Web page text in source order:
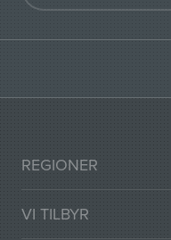
REGIONER
VI TILBYR